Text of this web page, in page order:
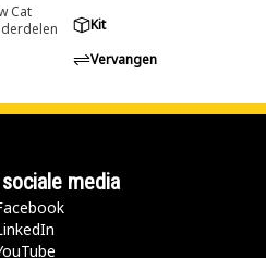
Cat
Kit
Vervangen
media